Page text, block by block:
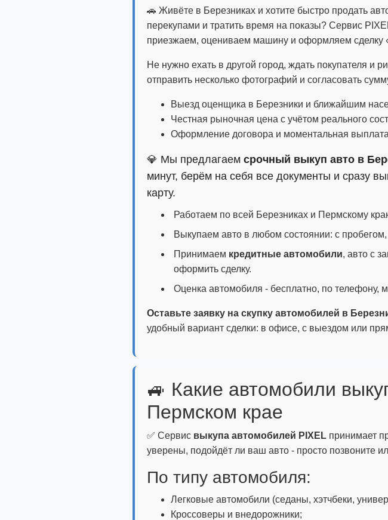
🚗 Живёте в Березниках и хотите быстро продать
перекупами и тратить время на показы? Сервис
приезжаем, оцениваем машину и оформляем сделку
Не нужно ехать в другой город, ждать покупателя и
отправить несколько фотографий и согласовать
Выезд оценщика в Березники и ближайшим
Честная рыночная цена с учётом реального
Оформление договора и моментальная
💎 Мы предлагаем срочный выкуп авто в
минут, берём на себя все документы и сразу
карту.
Работаем по всей Березниках и Пермскому
Выкупаем авто в любом состоянии: с
Принимаем кредитные автомобили, авто с
оформить сделку.
Оценка автомобиля - бесплатно, по телефону,
Оставьте заявку на скупку автомобилей в
удобный вариант сделки: в офисе, с выездом или
🚙 Какие автомобили
Пермском крае
✅ Сервис выкупа автомобилей PIXEL принимает
уверены, подойдёт ли ваш авто - просто позвоните
По типу автомобиля:
Легковые автомобили (седаны, хэтчбеки,
Кроссоверы и внедорожники;